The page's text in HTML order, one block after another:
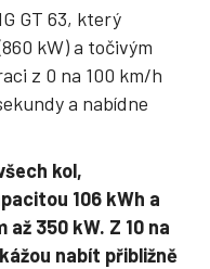
GT 63, který
kW) a točivým
z 0 na 100 km/h
a nabídne
kol,
106 kWh a
350 kW. Z 10 na
nabít přibližně